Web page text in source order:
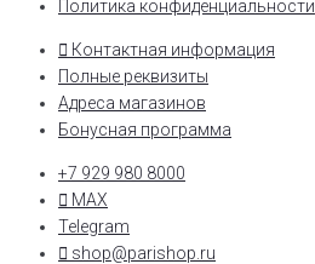
Политика конфиденциальности
Контактная информация
Полные реквизиты
Адреса магазинов
Бонусная программа
+7 929 980 8000
MAX
Telegram
shop@parishop.ru